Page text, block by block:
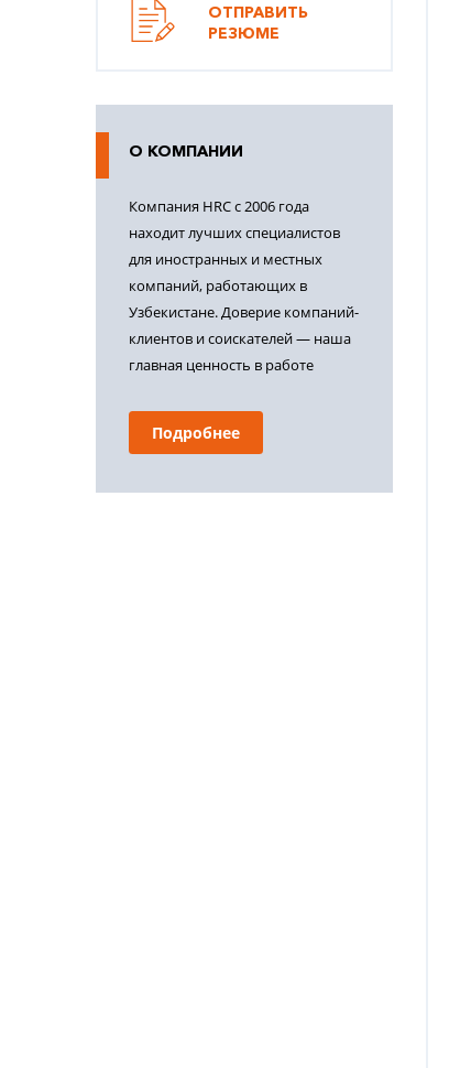
ОТПРАВИТЬ
РЕЗЮМЕ
О КОМПАНИИ
Компания HRC с 2006 года
находит лучших специалистов
для иностранных и местных
компаний, работающих в
Узбекистане. Доверие компаний-
клиентов и соискателей — наша
главная ценность в работе
Подробнее